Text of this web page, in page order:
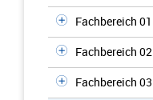
Fachbereich
Fachbereich
Fachbereich